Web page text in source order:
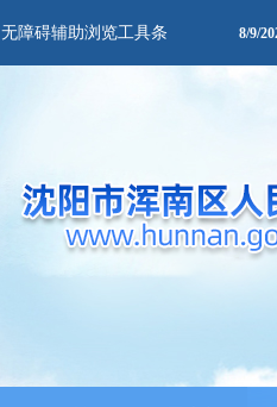
无障碍辅助浏览工具条 8/9/